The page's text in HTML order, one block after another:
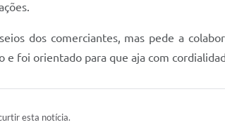
dos comerciantes, mas pede a
e foi orientado para que aja com
esta notícia.